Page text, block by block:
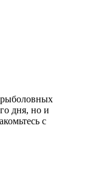
дня, но и
с